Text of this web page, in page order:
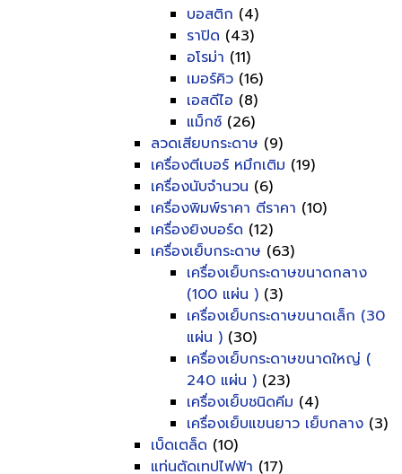
บอสติก (4)
ราปิด (43)
อโรม่า (11)
เมอร์คิว (16)
เอสดีไอ (8)
แม็กซ์ (26)
ลวดเสียบกระดาษ (9)
เครื่องตีเบอร์ หมึกเติม (19)
เครื่องนับจำนวน (6)
เครื่องพิมพ์ราคา ตีราคา (10)
เครื่องยิงบอร์ด (12)
เครื่องเย็บกระดาษ (63)
เครื่องเย็บกระดาษขนาดกลาง
(100 แผ่น ) (3)
เครื่องเย็บกระดาษขนาดเล็ก (30
แผ่น ) (30)
เครื่องเย็บกระดาษขนาดใหญ่ (
240 แผ่น ) (23)
เครื่องเย็บชนิดคีม (4)
เครื่องเย็บแขนยาว เย็บกลาง (3)
เบ็ดเตล็ด (10)
แท่นตัดเทปไฟฟ้า (17)